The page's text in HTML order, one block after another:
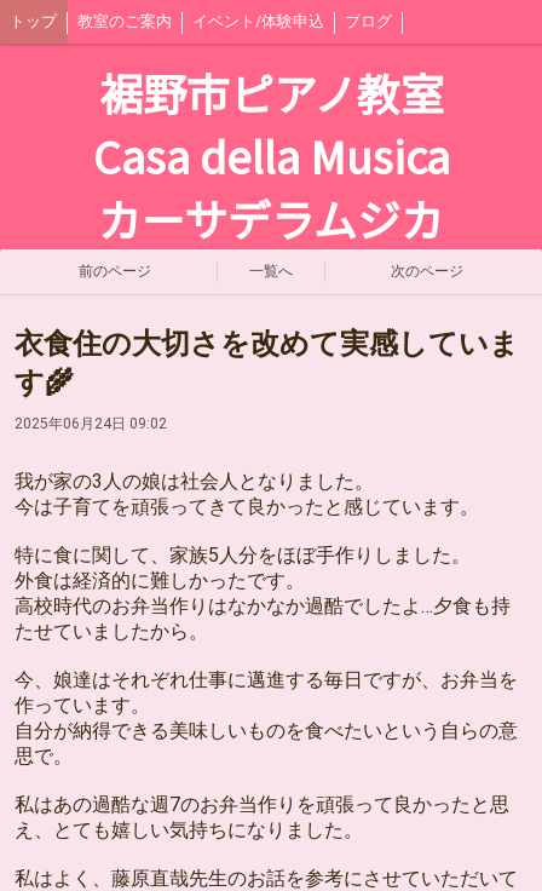
トップ 教室のご案内 イベント/体験申込 ブログ
裾野市ピアノ教室
Casa della Musica
カーサデラムジカ
前のページ 一覧へ 次のページ
衣食住の大切さを改めて実感していま
す🌾
2025年06月24日 09:02
我が家の3人の娘は社会人となりました。
今は子育てを頑張ってきて良かったと感じています。
特に食に関して、家族5人分をほぼ手作りしました。
外食は経済的に難しかったです。
高校時代のお弁当作りはなかなか過酷でしたよ…夕食も持
たせていましたから。
今、娘達はそれぞれ仕事に邁進する毎日ですが、お弁当を
作っています。
自分が納得できる美味しいものを食べたいという自らの意
思で。
私はあの過酷な週7のお弁当作りを頑張って良かったと思
え、とても嬉しい気持ちになりました。
私はよく、藤原直哉先生のお話を参考にさせていただいて